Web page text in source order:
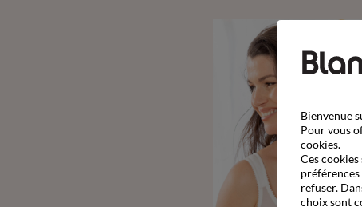
Bienvenue
Pour vous
cookies.
Ces
préférences
refuser.
choix sont